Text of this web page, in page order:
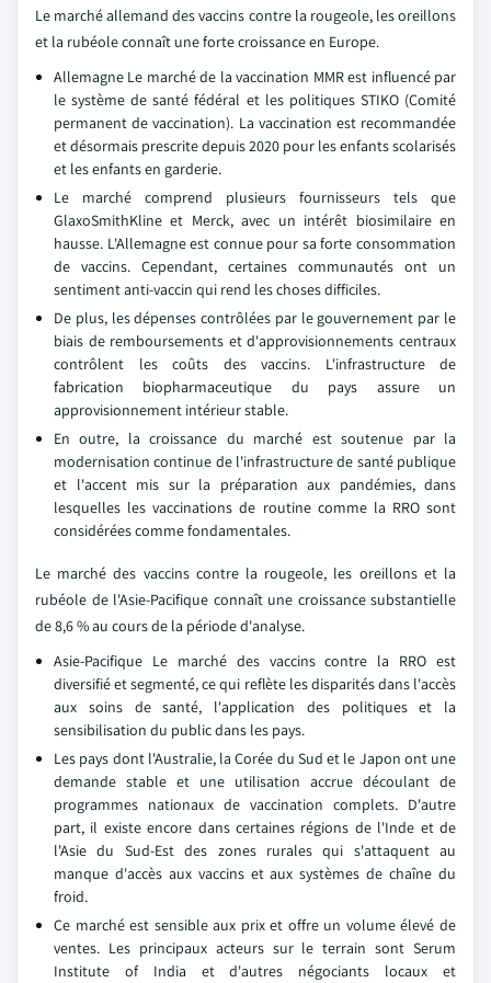
Le marché allemand des vaccins contre la rougeole, les oreillons
et la rubéole connaît une forte croissance en Europe.
Allemagne Le marché de la vaccination MMR est influencé par
le système de santé fédéral et les politiques STIKO (Comité
permanent de vaccination). La vaccination est recommandée
et désormais prescrite depuis 2020 pour les enfants scolarisés
et les enfants en garderie.
Le marché comprend plusieurs fournisseurs tels que
GlaxoSmithKline et Merck, avec un intérêt biosimilaire en
hausse. L'Allemagne est connue pour sa forte consommation
de vaccins. Cependant, certaines communautés ont un
sentiment anti-vaccin qui rend les choses difficiles.
De plus, les dépenses contrôlées par le gouvernement par le
biais de remboursements et d'approvisionnements centraux
contrôlent les coûts des vaccins. L'infrastructure de
fabrication biopharmaceutique du pays assure un
approvisionnement intérieur stable.
En outre, la croissance du marché est soutenue par la
modernisation continue de l'infrastructure de santé publique
et l'accent mis sur la préparation aux pandémies, dans
lesquelles les vaccinations de routine comme la RRO sont
considérées comme fondamentales.
Le marché des vaccins contre la rougeole, les oreillons et la
rubéole de l'Asie-Pacifique connaît une croissance substantielle
de 8,6 % au cours de la période d'analyse.
Asie-Pacifique Le marché des vaccins contre la RRO est
diversifié et segmenté, ce qui reflète les disparités dans l'accès
aux soins de santé, l'application des politiques et la
sensibilisation du public dans les pays.
Les pays dont l'Australie, la Corée du Sud et le Japon ont une
demande stable et une utilisation accrue découlant de
programmes nationaux de vaccination complets. D'autre
part, il existe encore dans certaines régions de l'Inde et de
l'Asie du Sud-Est des zones rurales qui s'attaquent au
manque d'accès aux vaccins et aux systèmes de chaîne du
froid.
Ce marché est sensible aux prix et offre un volume élevé de
ventes. Les principaux acteurs sur le terrain sont Serum
Institute of India et d'autres négociants locaux et